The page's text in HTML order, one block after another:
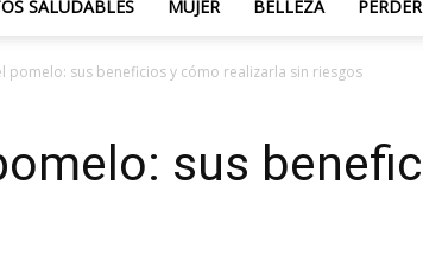
SALUDABLES MUJER BELLEZA
pomelo: sus beneficios y cómo realizarla sin riesgos
sus